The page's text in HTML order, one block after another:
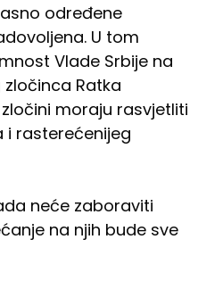
određene
U tom
Vlade Srbije na
Ratka
moraju rasvjetliti
i rasterećenijeg
neće zaboraviti
na njih bude sve